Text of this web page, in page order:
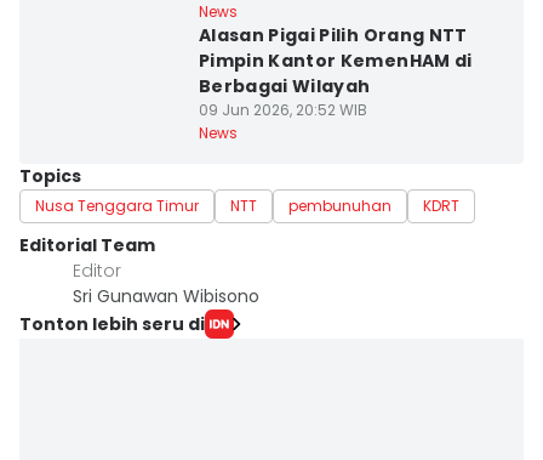
News
Alasan Pigai Pilih Orang NTT
Pimpin Kantor KemenHAM di
Berbagai Wilayah
09 Jun 2026, 20:52 WIB
News
Topics
Nusa Tenggara Timur NTT pembunuhan KDRT
Editorial Team
Editor
Sri Gunawan Wibisono
Tonton lebih seru di